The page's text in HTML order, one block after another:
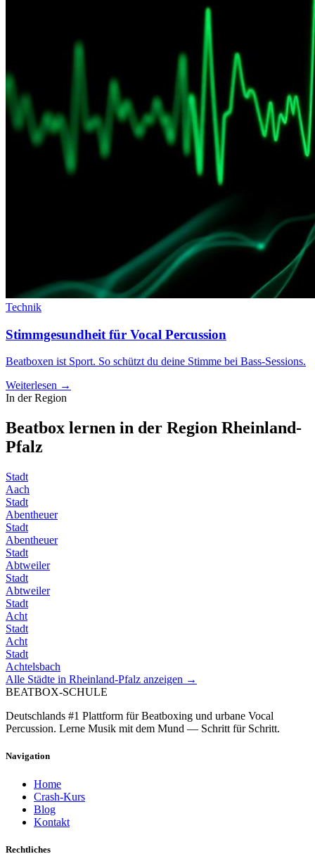
Technik
Stimmgesundheit für Vocal Percussion
Beatboxen ist Sport. So schützt du deine Stimme bei Bass-Sessions.
Weiterlesen →
In der Region
Beatbox lernen in der Region Rheinland-
Pfalz
Stadt
Aach
Stadt
Abentheuer
Stadt
Abentheuer
Stadt
Abtweiler
Stadt
Abtweiler
Stadt
Acht
Stadt
Acht
Stadt
Achtelsbach
Alle Städte in Rheinland-Pfalz anzeigen →
BEATBOX-SCHULE
Deutschlands #1 Plattform für Beatboxing und urbane Vocal
Percussion. Lerne Musik mit dem Mund — Schritt für Schritt.
Navigation
Home
Crash-Kurs
Blog
Kontakt
Rechtliches